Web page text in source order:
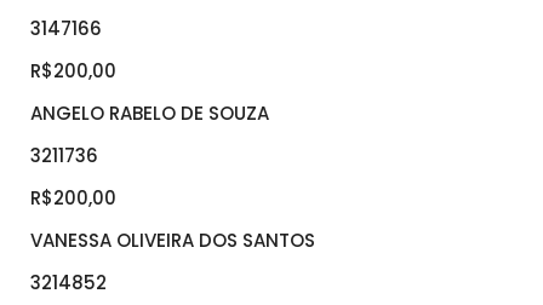
3147166
R$200,00
ANGELO RABELO DE SOUZA
3211736
R$200,00
VANESSA OLIVEIRA DOS SANTOS
3214852